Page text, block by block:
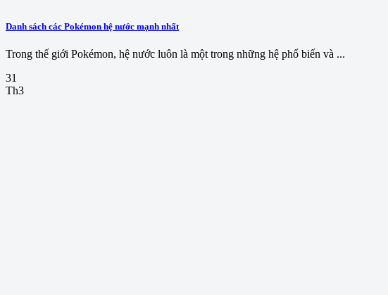
Danh sách các Pokémon hệ nước mạnh nhất
Trong thế giới Pokémon, hệ nước luôn là một trong những hệ phổ biến và ...
31
Th3